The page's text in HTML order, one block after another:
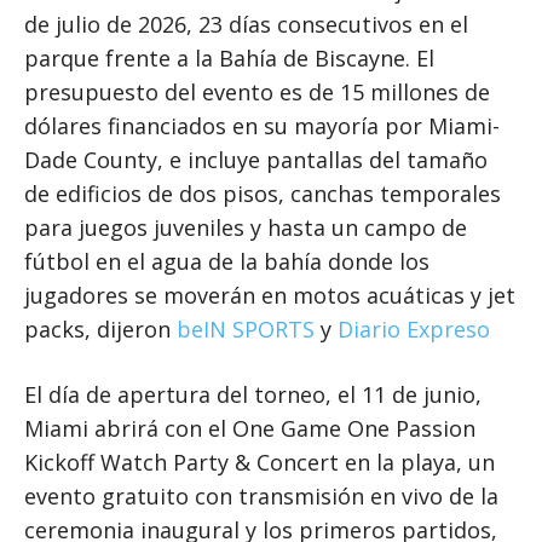
de julio de 2026, 23 días consecutivos en el
parque frente a la Bahía de Biscayne. El
presupuesto del evento es de 15 millones de
dólares financiados en su mayoría por Miami-
Dade County, e incluye pantallas del tamaño
de edificios de dos pisos, canchas temporales
para juegos juveniles y hasta un campo de
fútbol en el agua de la bahía donde los
jugadores se moverán en motos acuáticas y jet
packs, dijeron beIN SPORTS y Diario Expreso
El día de apertura del torneo, el 11 de junio,
Miami abrirá con el One Game One Passion
Kickoff Watch Party & Concert en la playa, un
evento gratuito con transmisión en vivo de la
ceremonia inaugural y los primeros partidos,